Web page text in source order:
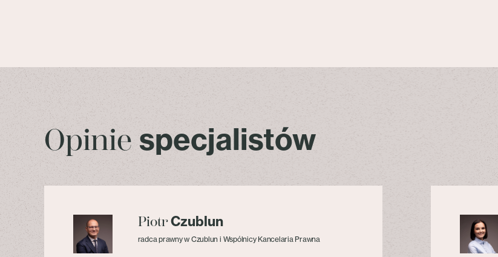
Opinie specjalistów
PiotrCzublun
radca prawny w Czublun i Wspólnicy Kancelaria Prawna